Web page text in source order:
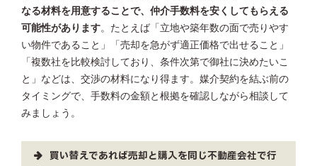
なる材料を用意することで、仲介手数料を安くしてもらえる
可能性があります。たとえば「立地や築年数の面で売りやす
い物件であること」「売却を急がず適正価格で出せること」
「複数社を比較検討しており、条件次第で御社に決めたいこ
と」などは、交渉の材料になり得ます。媒介契約を結ぶ前の
タイミングで、手数料の金額と根拠を確認しながら相談して
みましょう。
買い替えであれば売却と購入を同じ不動産会社で行